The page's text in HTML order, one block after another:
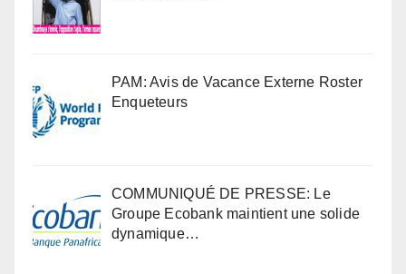
PAM: Avis de Vacance Externe Roster
Enqueteurs
COMMUNIQUÉ DE PRESSE: Le
Groupe Ecobank maintient une solide
dynamique…